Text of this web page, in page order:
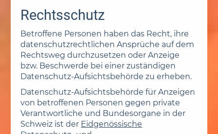
Rechtsschutz
Betroffene Personen haben das Recht, ihre
datenschutzrechtlichen Ansprüche auf dem
Rechtsweg durchzusetzen oder Anzeige
bzw. Beschwerde bei einer zuständigen
Datenschutz-Aufsichtsbehörde zu erheben.
Datenschutz-Aufsichtsbehörde für Anzeigen
von betroffenen Personen gegen private
Verantwortliche und Bundesorgane in der
Schweiz ist der Eidgenössische